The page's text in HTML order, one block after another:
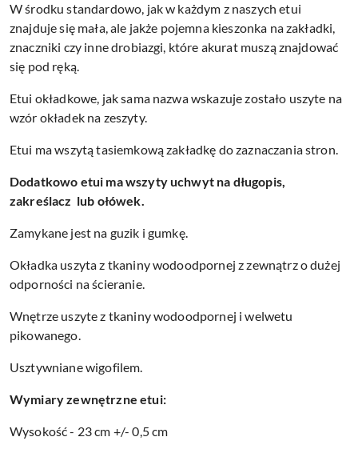
W środku standardowo, jak w każdym z naszych etui
znajduje się mała, ale jakże pojemna kieszonka na zakładki,
znaczniki czy inne drobiazgi, które akurat muszą znajdować
się pod ręką.
Etui okładkowe, jak sama nazwa wskazuje zostało uszyte na
wzór okładek na zeszyty.
Etui ma wszytą tasiemkową zakładkę do zaznaczania stron.
Dodatkowo etui ma wszyty uchwyt na długopis,
zakreślacz lub ołówek.
Zamykane jest na guzik i gumkę.
Okładka uszyta z tkaniny wodoodpornej z zewnątrz o dużej
odporności na ścieranie.
Wnętrze uszyte z tkaniny wodoodpornej i welwetu
pikowanego.
Usztywniane wigofilem.
Wymiary zewnętrzne etui:
Wysokość - 23 cm +/- 0,5 cm